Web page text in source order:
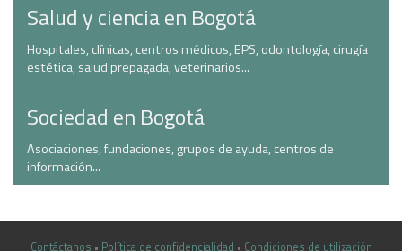
Salud y ciencia en Bogotá
Hospitales, clínicas, centros médicos, EPS, odontología, cirugía
estética, salud prepagada, veterinarios...
Sociedad en Bogotá
Asociaciones, fundaciones, grupos de ayuda, centros de
información...
Contáctanos • Política de confidencialidad • Condiciones de utilización